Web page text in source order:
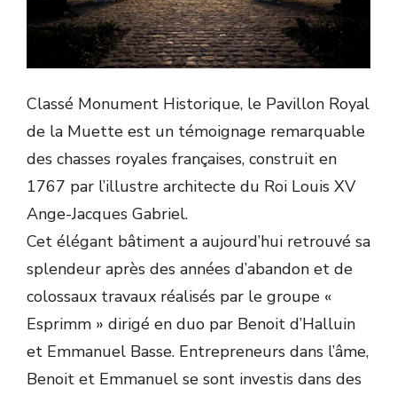
Classé Monument Historique, le Pavillon Royal
de la Muette est un témoignage remarquable
des chasses royales françaises, construit en
1767 par l’illustre architecte du Roi Louis XV
Ange-Jacques Gabriel.
Cet élégant bâtiment a aujourd’hui retrouvé sa
splendeur après des années d’abandon et de
colossaux travaux réalisés par le groupe «
Esprimm » dirigé en duo par Benoit d’Halluin
et Emmanuel Basse. Entrepreneurs dans l’âme,
Benoit et Emmanuel se sont investis dans des